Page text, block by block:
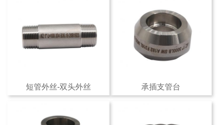
短管外丝-双头外丝 承插支管台